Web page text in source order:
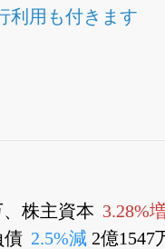
利用も付きます
、株主資本 3.28%
債 2.5%減 2億1547